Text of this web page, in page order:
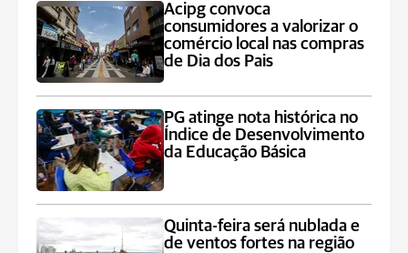
Acipg convoca
consumidores a valorizar o
comércio local nas compras
de Dia dos Pais
PG atinge nota histórica no
Índice de Desenvolvimento
da Educação Básica
Quinta-feira será nublada e
de ventos fortes na região